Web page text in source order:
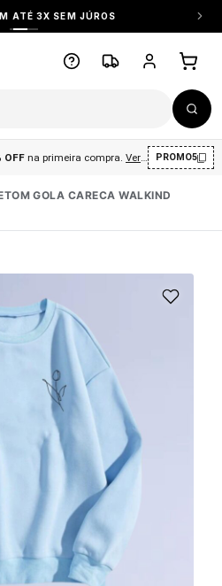
ATÉ 3X SEM JÚROS
OFF na primeira compra Ver condições .
PROMO5
GOLA CARECA WALKIND